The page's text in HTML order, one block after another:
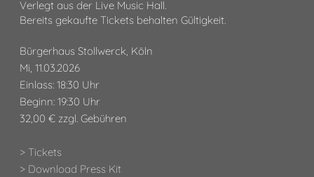
Verlegt aus der Live Music Hall.
Bereits gekaufte Tickets behalten Gültigkeit.
Bürgerhaus Stollwerck, Köln
Mi, 11.03.2026
Einlass: 18:30 Uhr
Beginn: 19:30 Uhr
32,00 € zzgl. Gebühren
> Tickets
> Download Press Kit